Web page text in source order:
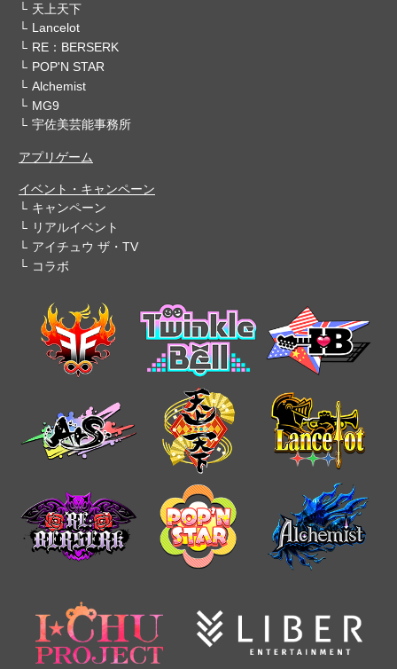
天上天下
Lancelot
RE：BERSERK
POP'N STAR
Alchemist
MG9
宇佐美芸能事務所
アプリゲーム
イベント・キャンペーン
キャンペーン
リアルイベント
アイチュウ ザ・TV
コラボ